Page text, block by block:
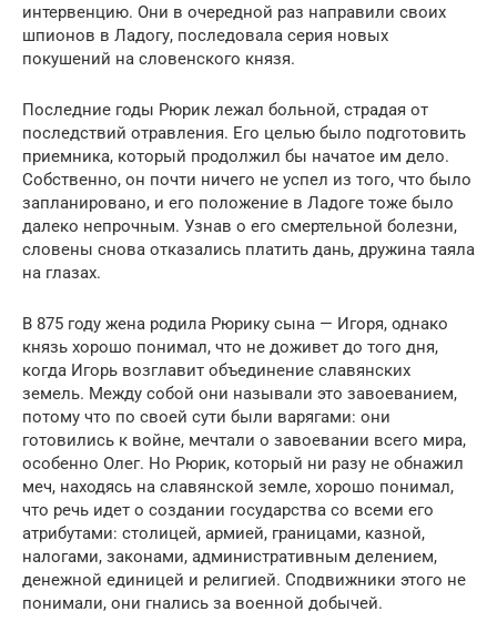
интервенцию. Они в очередной раз направили своих
шпионов в Ладогу, последовала серия новых
покушений на словенского князя.
Последние годы Рюрик лежал больной, страдая от
последствий отравления. Его целью было подготовить
приемника, который продолжил бы начатое им дело.
Собственно, он почти ничего не успел из того, что было
запланировано, и его положение в Ладоге тоже было
далеко непрочным. Узнав о его смертельной болезни,
словены снова отказались платить дань, дружина таяла
на глазах.
В 875 году жена родила Рюрику сына — Игоря, однако
князь хорошо понимал, что не доживет до того дня,
когда Игорь возглавит объединение славянских
земель. Между собой они называли это завоеванием,
потому что по своей сути были варягами: они
готовились к войне, мечтали о завоевании всего мира,
особенно Олег. Но Рюрик, который ни разу не обнажил
меч, находясь на славянской земле, хорошо понимал,
что речь идет о создании государства со всеми его
атрибутами: столицей, армией, границами, казной,
налогами, законами, административным делением,
денежной единицей и религией. Сподвижники этого не
понимали, они гнались за военной добычей.